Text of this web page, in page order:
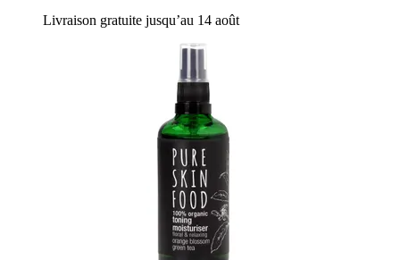
Livraison gratuite jusqu’au 14 août